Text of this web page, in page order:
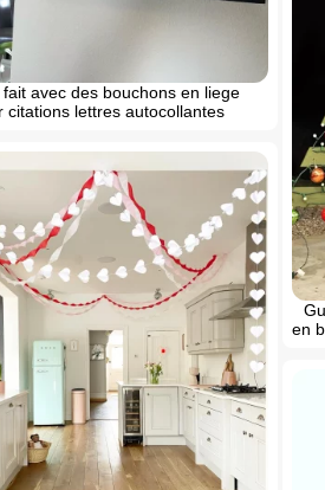
fait avec des bouchons en liege
citations lettres autocollantes
en